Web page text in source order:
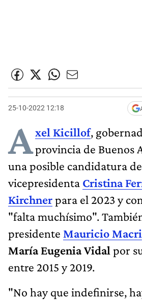
25-10-2022 12:18
Axel Kicillof,
provincia de Buenos
una posible candidatura
vicepresidenta Cristina
Kirchnerpara el 2023 y
"falta muchísimo".
presidente Mauricio Macri
María Eugenia Vidal por
entre 2015 y 2019.
"No hay que indefinirse,